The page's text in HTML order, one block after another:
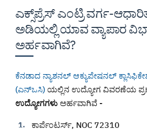
ಎಕ್ಸ್‌ಪ್ರೆಸ್ ಎಂಟ್ರಿ ವರ್ಗ-
ಅಡಿಯಲ್ಲಿ ಯಾವ ವ್ಯಾಪಾರ
ಅರ್ಹವಾಗಿವೆ?
ಕೆನಡಾದ ನ್ಯಾಶನಲ್ ಆಕ್ಯುಪೇಷನಲ್
(ಎನ್‌ಒಸಿ) ಯಲ್ಲಿನ ಉದ್ಯೋಗ ವಿವರಣೆಯ
ಉದ್ಯೋಗಗಳು ಅರ್ಹವಾಗಿವೆ -
ಕಾರ್ಪೆಂಟರ್ಸ್, NOC 72310